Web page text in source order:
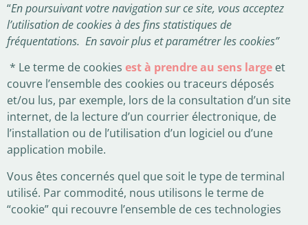
“En poursuivant votre navigation sur ce site, vous acceptez
l’utilisation de cookies à des fins statistiques de
fréquentations. En savoir plus et paramétrer les cookies”
* Le terme de cookies est à prendre au sens large et
couvre l’ensemble des cookies ou traceurs déposés
et/ou lus, par exemple, lors de la consultation d’un site
internet, de la lecture d’un courrier électronique, de
l’installation ou de l’utilisation d’un logiciel ou d’une
application mobile.
Vous êtes concernés quel que soit le type de terminal
utilisé. Par commodité, nous utilisons le terme de
“cookie” qui recouvre l’ensemble de ces technologies